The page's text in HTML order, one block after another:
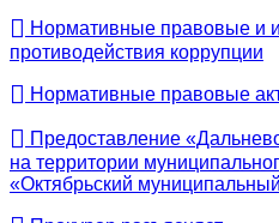
Нормативные правовые и
противодействия коррупции
Нормативные правовые
Предоставление
на территории
«Октябрьский